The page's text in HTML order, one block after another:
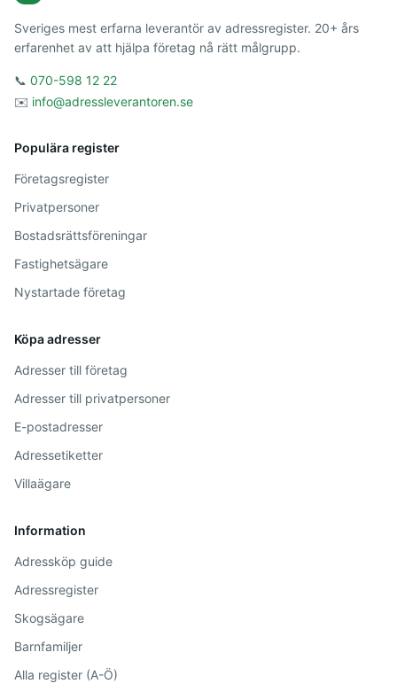
Sveriges mest erfarna leverantör av adressregister. 20+ års
erfarenhet av att hjälpa företag nå rätt målgrupp.
📞 070-598 12 22
✉️ info@adressleverantoren.se
Populära register
Företagsregister
Privatpersoner
Bostadsrättsföreningar
Fastighetsägare
Nystartade företag
Köpa adresser
Adresser till företag
Adresser till privatpersoner
E-postadresser
Adressetiketter
Villaägare
Information
Adressköp guide
Adressregister
Skogsägare
Barnfamiljer
Alla register (A-Ö)